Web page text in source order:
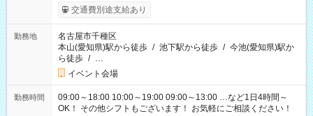
交通費別途支給あり
勤務地
名古屋市千種区
本山(愛知県)駅から徒歩 / 池下駅から徒歩 / 今池(愛知県)駅か
ら徒歩 / …
イベント会場
勤務時間
09:00～18:00 10:00～19:00 09:00～13:00 …など1日4時間～
OK！ その他シフトもございます！ お気軽にご相談ください！